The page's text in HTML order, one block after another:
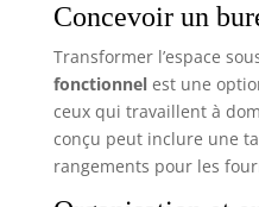
Concevoir un
Transformer l’espace
fonctionnelest une
ceux qui travaillent à
conçu peut inclure une
rangements pour les